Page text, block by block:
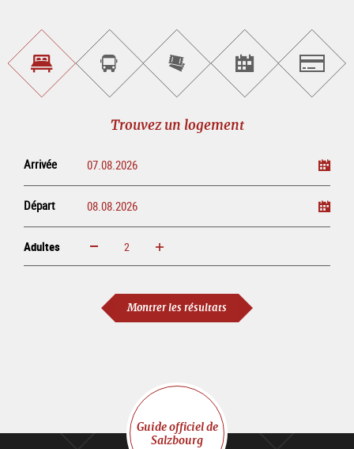
Trouvez
un
logement
Réservez
un
tour
Achetez
les
billets
ligne
Trouvez
des
manifestations
Trouvez un logement
Arrivée
Départ
Adultes Augmenter Réduire
Montrer les résultats
Guide officiel de
Salzbourg